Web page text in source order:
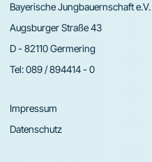
Bayerische Jungbauernschaft e.V.
Augsburger Straße 43
D - 82110 Germering
Tel:089 / 894414 - 0
Impressum
Datenschutz